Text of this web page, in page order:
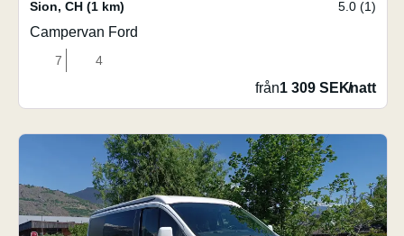
Sion, CH (1 km) 5.0 (1)
Campervan Ford
7 4
från1 309 SEK/natt